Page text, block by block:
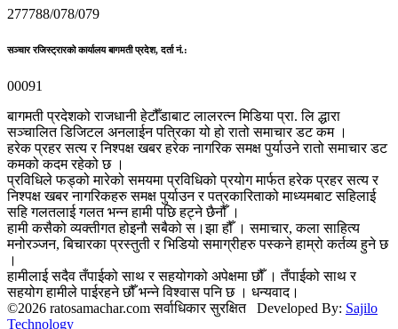
277788/078/079
सञ्चार रजिस्ट्रारको कार्यालय बागमती प्रदेश, दर्ता नं.:
00091
बागमती प्रदेशको राजधानी हेटौँडाबाट लालरत्न मिडिया प्रा. लि द्धारा
सञ्चालित डिजिटल अनलाईन पत्रिका यो हो रातो समाचार डट कम ।
हरेक प्रहर सत्य र निश्पक्ष खबर हरेक नागरिक समक्ष पुर्याउने रातो समाचार डट
कमको कदम रहेको छ ।
प्रविधिले फड्को मारेको समयमा प्रविधिको प्रयोग मार्फत हरेक प्रहर सत्य र
निश्पक्ष खबर नागरिकहरु समक्ष पुर्याउन र पत्रकारिताको माध्यमबाट सहिलाई
सहि गलतलाई गलत भन्न हामी पछि हट्ने छैनौँ ।
हामी कसैको व्यक्तीगत होइनौ सबैको स।झा हौँ । समाचार, कला साहित्य
मनोरञ्जन, बिचारका प्रस्तुती र भिडियो समाग्रीहरु पस्कने हाम्रो कर्तव्य हुने छ
।
हामीलाई सदैव तँपाईको साथ र सहयोगको अपेक्षमा छौँ । तँपाईको साथ र
सहयोग हामीले पाईरहने छौँ भन्ने विश्वास पनि छ । धन्यवाद।
©2026 ratosamachar.com सर्वाधिकार सुरक्षित Developed By: Sajilo
Technology